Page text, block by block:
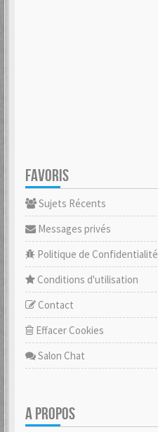
FAVORIS
Sujets Récents
Messages privés
Politique de Confidentialité
Conditions d'utilisation
Contact
Effacer Cookies
Salon Chat
A PROPOS